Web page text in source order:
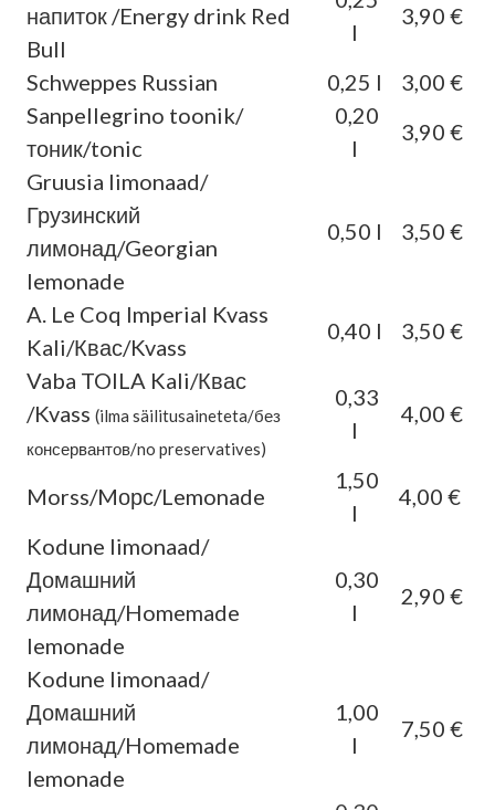
напиток /Energy drink Red
Bull
l
3,90 €
Schweppes Russian 0,25 l
3,00 €
Sanpellegrino toonik/
тоник/tonic
0,20
l
3,90 €
Gruusia limonaad/
Грузинский
лимонад/Georgian
lemonade
0,50 l 3,50 €
A. Le Coq Imperial Kvass
Kali/Квас/Kvass
0,40 l
3,50 €
Vaba TOILA Kali/Квас
/Kvass (ilma säilitusaineteta/без
консервантов/no preservatives)
0,33
l
4,00 €
Morss/Mорс/Lemonade
1,50
l
4,00 €
Kodune limonaad/
Домашний
лимонад/Homemade
lemonade
0,30
l
2,90 €
Kodune limonaad/
Домашний
лимонад/Homemade
lemonade
1,00
l
7,50 €